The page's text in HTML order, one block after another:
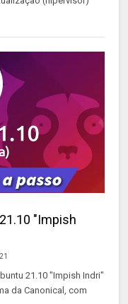
"Impish
21.10 "Impish Indri"
da Canonical, com